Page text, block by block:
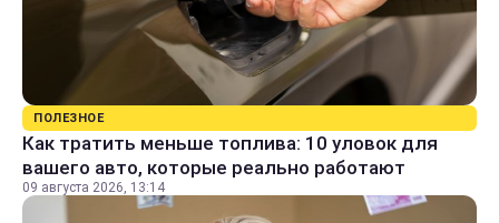
ПОЛЕЗНОЕ
Как тратить меньше топлива: 10 уловок для
вашего авто, которые реально работают
09 августа 2026, 13:14